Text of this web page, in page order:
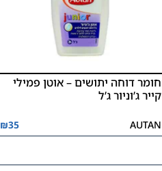
חומר דוחה יתושים – אוטן פמילי
קייר ג’וניור ג’ל
AUTAN
₪35